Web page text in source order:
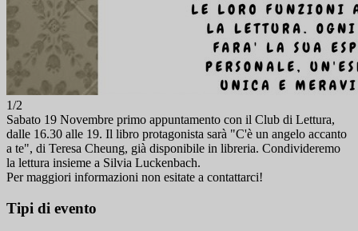
1/2
Sabato 19 Novembre primo appuntamento con il Club di Lettura,
dalle 16.30 alle 19. Il libro protagonista sarà "C'è un angelo accanto
a te", di Teresa Cheung, già disponibile in libreria. Condivideremo
la lettura insieme a Silvia Luckenbach.
Per maggiori informazioni non esitate a contattarci!
Tipi di evento